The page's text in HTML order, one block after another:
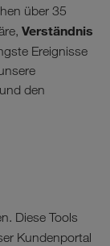
über 35
Verständnis
Ereignisse
den
Diese Tools
Kundenportal